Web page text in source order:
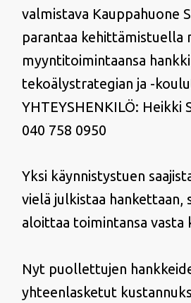
valmistava Kauppahuone
parantaa kehittämistuella
myyntitoimintaansa
tekoälystrategian ja -
YHTEYSHENKILÖ: Heikki
040 758 0950
Yksi käynnistystuen
vielä julkistaa hankettaan,
aloittaa toimintansa vasta
Nyt puollettujen
yhteenlasketut